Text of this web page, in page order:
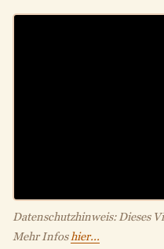
Datenschutzhinweis: Dieses
Mehr Infoshier...